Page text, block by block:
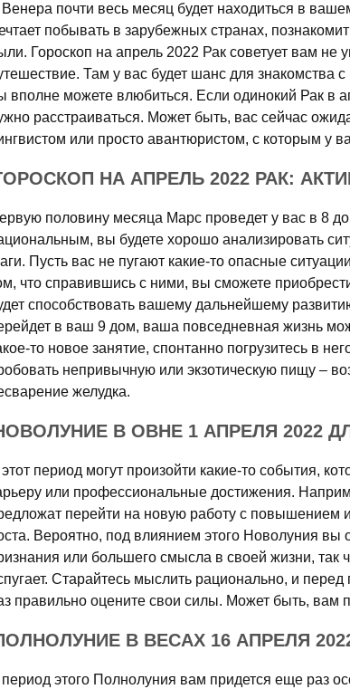
почти весь месяц будет находиться в
побывать в зарубежных странах,
Гороскоп на апрель 2022 Рак советует вам не
Там у вас будет шанс для знакомства
вполне можете влюбиться. Если одинокий Рак в
расстраиваться. Может быть, вас сейчас
или просто авантюристом, с которым у
НА АПРЕЛЬ 2022 РАК:
половину месяца Марс проведет у вас в 8
вы будете хорошо анализировать
Пусть вас не пугают какие-то опасные
что справившись с ними, вы сможете
способствовать вашему дальнейшему
в ваш 9 дом, ваша повседневная жизнь
то новое занятие, спонтанно погрузитесь в
непривычную или экзотическую пищу –
желудка.
В ОВНЕ 1 АПРЕЛЯ 2022
период могут произойти какие-то события,
или профессиональные достижения.
перейти на новую работу с повышением
Вероятно, под влиянием этого Новолуния вы
или большего смысла в своей жизни, так
Старайтесь мыслить рационально, и
правильно оцените свои силы. Может быть, вам
В ВЕСАХ 16 АПРЕЛЯ
этого Полнолуния вам придется еще раз